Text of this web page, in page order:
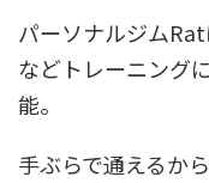
パーソナルジム
などトレーニング
能。
手ぶらで通えるか